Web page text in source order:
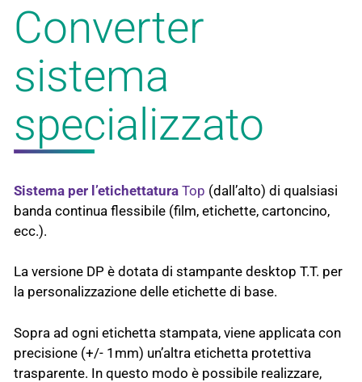
Converter
sistema
specializzato
Sistema per l’etichettatura Top (dall’alto) di qualsiasi
banda continua flessibile (film, etichette, cartoncino,
ecc.).
La versione DP è dotata di stampante desktop T.T. per
la personalizzazione delle etichette di base.
Sopra ad ogni etichetta stampata, viene applicata con
precisione (+/- 1mm) un’altra etichetta protettiva
trasparente. In questo modo è possibile realizzare,